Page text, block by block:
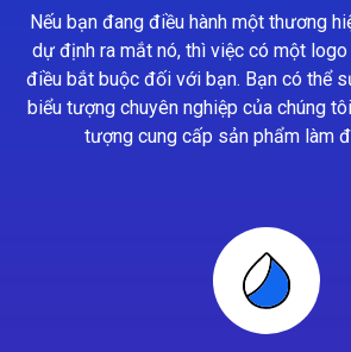
Nếu bạn đang điều hành một thương
dự định ra mắt nó, thì việc có một
điều bắt buộc đối với bạn. Bạn có thể
biểu tượng chuyên nghiệp của chúng
tượng cung cấp sản phẩm làm